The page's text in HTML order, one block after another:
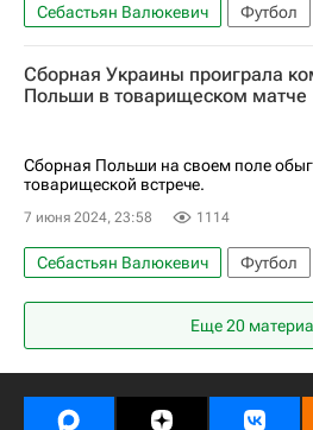
Себастьян Валюкевич Футбол
Аркадиуш Милик
Тарас
Ювентус
Польша Украина
Сборная Украины проиграла
Польши в товарищеском матче
Сборная Польши на своем поле
товарищеской встрече.
7 июня 2024, 23:58 1114
Себастьян Валюкевич Футбол
Украина
Тарас Романчук
Пётр Зелиньский
Еще 20